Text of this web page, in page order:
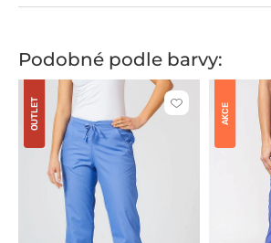
Podobné podle barvy:
OUTLET
Kliknutím
odeberete
AKCE